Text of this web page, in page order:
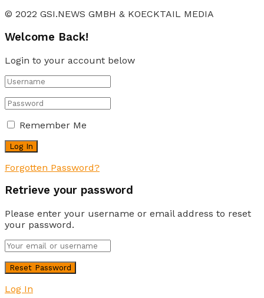
© 2022 GSI.NEWS GMBH & KOECKTAIL MEDIA
Welcome Back!
Login to your account below
Remember Me
Forgotten Password?
Retrieve your password
Please enter your username or email address to reset
your password.
Log In